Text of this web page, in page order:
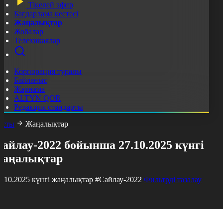
Тікелей эфир
Бағдарлама кестесі
Жаңалықтар
Жобалар
Телехикаялар
Корпорация туралы
Байланыс
Жарнама
ALTYN QOR
Редакция стандарты
Жаңалықтар
2022 бойынша 27.10.2025 күнгі
күнгі жаңалықтар #Сайлау-2022 Фильтрді тазалау